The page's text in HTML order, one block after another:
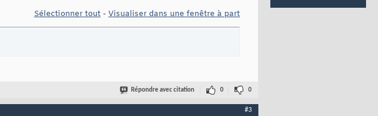
Sélectionner tout - Visualiser dans une fenêtre à part
Répondre avec citation 0 0
#3